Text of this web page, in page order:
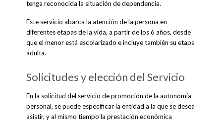
tenga reconocida la situación de dependencia.
Este servicio abarca la atención de la persona en
diferentes etapas de la vida, a partir de los 6 años, desde
que el menor está escolarizado e incluye también su etapa
adulta.
Solicitudes y elección del Servicio
En la solicitud del servicio de promoción de la autonomía
personal, se puede especificar la entidad a la que se desea
asistir, y al mismo tiempo la prestación económica